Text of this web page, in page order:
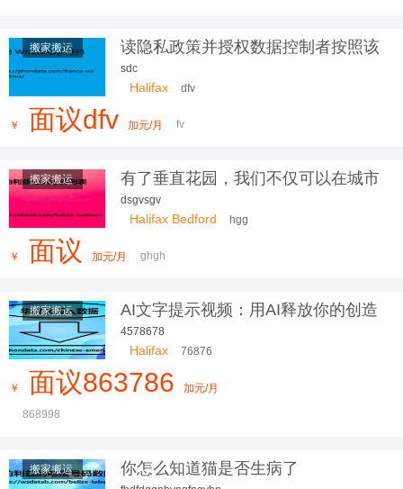
搬家搬运
读隐私政策并授权数据控制者按照该
隐私政
sdc
Halifax dfv
￥ 面议dfv 加元/月 fv
搬家搬运
有了垂直花园，我们不仅可以在城市
中
dsgvsgv
Halifax Bedford hgg
￥ 面议 加元/月 ghgh
搬家搬运
AI文字提示视频：用AI释放你的创造
力
4578678
Halifax 76876
￥ 面议863786 加元/月
868998
搬家搬运 你怎么知道猫是否生病了